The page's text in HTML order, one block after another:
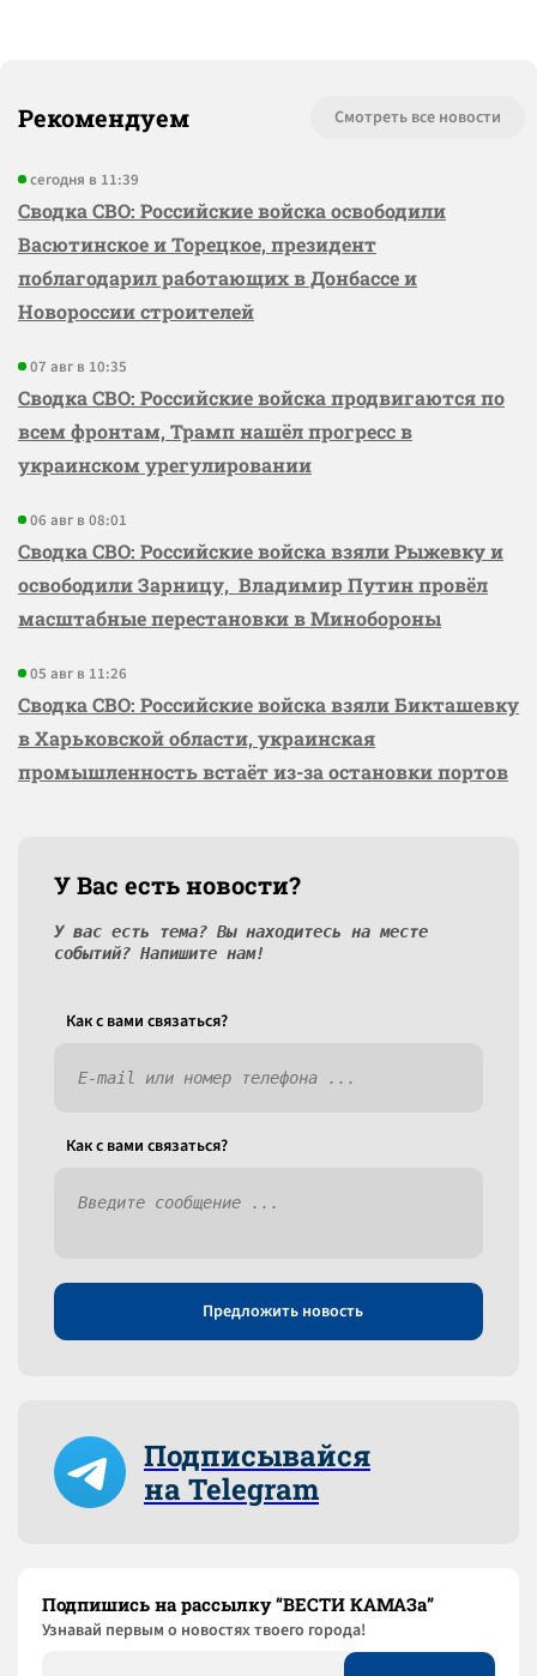
Рекомендуем Смотреть все новости
сегодня в 11:39
Сводка СВО: Российские войска освободили
Васютинское и Торецкое, президент
поблагодарил работающих в Донбассе и
Новороссии строителей
07 авг в 10:35
Сводка СВО: Российские войска продвигаются по
всем фронтам, Трамп нашёл прогресс в
украинском урегулировании
06 авг в 08:01
Сводка СВО: Российские войска взяли Рыжевку и
освободили Зарницу, Владимир Путин провёл
масштабные перестановки в Минобороны
05 авг в 11:26
Сводка СВО: Российские войска взяли Бикташевку
в Харьковской области, украинская
промышленность встаёт из-за остановки портов
У Вас есть новости?
У вас есть тема? Вы находитесь на месте
событий? Напишите нам!
Как c вами связаться?
Как c вами связаться?
Предложить новость
Подписывайся
на Telegram
Подпишись на рассылку “ВЕСТИ КАМАЗа”
Узнaвай первым о новостях твоего города!